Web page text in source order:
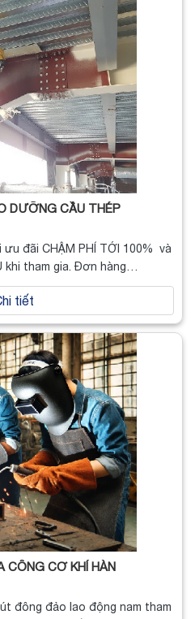
DƯỠNG CẦU THÉP
đãi CHẬM PHÍ TỚI 100% và
khi tham gia. Đơn hàng…
tiết
CÔNG CƠ KHÍ HÀN
đông đảo lao động nam tham